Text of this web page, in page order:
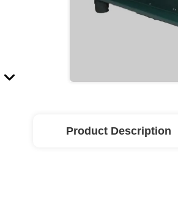
Product Description